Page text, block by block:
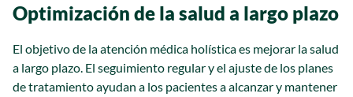
Optimización de la salud a largo plazo
El objetivo de la atención médica holística es mejorar la salud
a largo plazo. El seguimiento regular y el ajuste de los planes
de tratamiento ayudan a los pacientes a alcanzar y mantener